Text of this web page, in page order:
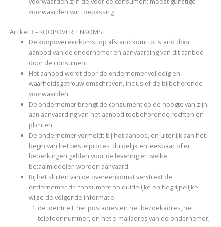
voorwaarden van toepassing.
Artikel 3 – KOOPOVEREENKOMST
De koopovereenkomst op afstand komt tot stand door
aanbod van de ondernemer en aanvaarding van dit aanbod
door de consument.
Het aanbod wordt door de ondernemer volledig en
waarheidsgetrouw omschreven, inclusief de bijbehorende
voorwaarden.
De ondernemer brengt de consument op de hoogte van zijn
aan aanvaarding van het aanbod toebehorende rechten en
plichten.
De ondernemer vermeldt bij het aanbod, en uiterlijk aan het
begin van het bestelproces, duidelijk en leesbaar of er
beperkingen gelden voor de levering en welke
betaalmiddelen worden aanvaard.
Bij het sluiten van de overeenkomst verstrekt de
ondernemer de consument op duidelijke en begrijpelijke
wijze de volgende informatie:
de identiteit, het postadres en het bezoekadres, het
telefoonnummer, en het e-mailadres van de ondernemer;